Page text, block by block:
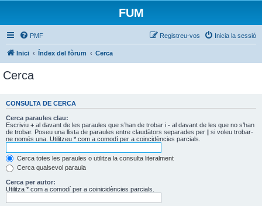
FUM
PMF Inicia la sessió
Registreu-vos
Inici Índex del fòrum Cerca
Cerca
CONSULTA DE CERCA
Cerca paraules clau:
Escriviu + al davant de les paraules que s’han de trobar i - al davant de les que no s’han
de trobar. Poseu una llista de paraules entre claudàtors separades per | si voleu trobar-
ne només una. Utilitzeu * com a comodí per a coincidències parcials.
Cerca totes les paraules o utilitza la consulta literalment
Cerca qualsevol paraula
Cerca per autor:
Utilitza * com a comodí per a coinicidències parcials.